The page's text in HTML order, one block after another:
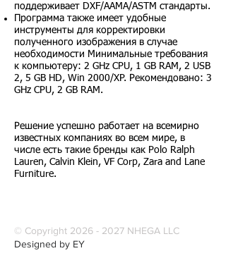
поддерживает DXF/AAMA/ASTM стандарты.
Программа также имеет удобные
инструменты для корректировки
полученного изображения в случае
необходимости Минимальные требования
к компьютеру: 2 GHz CPU, 1 GB RAM, 2 USB
2, 5 GB HD, Win 2000/XP. Рекомендовано: 3
GHz CPU, 2 GB RAM.
Решение успешно работает на всемирно
известных компаниях во всем мире, в
числе есть такие бренды как Polo Ralph
Lauren, Calvin Klein, VF Corp, Zara and Lane
Furniture.
© Copyright 2026 - 2027 NHEGA LLC
Designed by EY